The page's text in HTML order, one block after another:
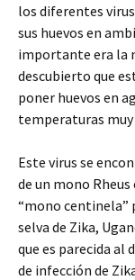
los diferentes
sus huevos en
importante era la
descubierto que
poner huevos en
temperaturas muy
Este virus se
de un mono
“mono centinela”
selva de Zika,
que es parecida al
de infección de